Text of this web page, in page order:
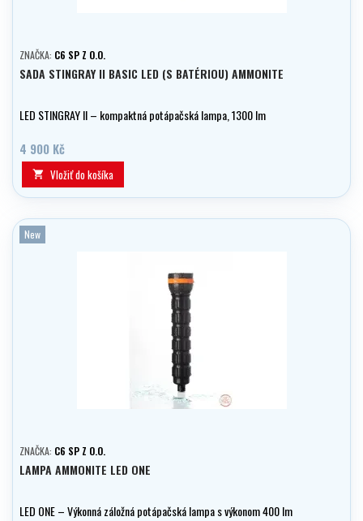
ZNAČKA: C6 SP Z O.O.
SADA STINGRAY II BASIC LED (S BATÉRIOU) AMMONITE
LED STINGRAY II – kompaktná potápačská lampa, 1300 lm
4 900 Kč
 Vložiť do košíka
New
ZNAČKA: C6 SP Z O.O.
LAMPA AMMONITE LED ONE
LED ONE – Výkonná záložná potápačská lampa s výkonom 400 lm